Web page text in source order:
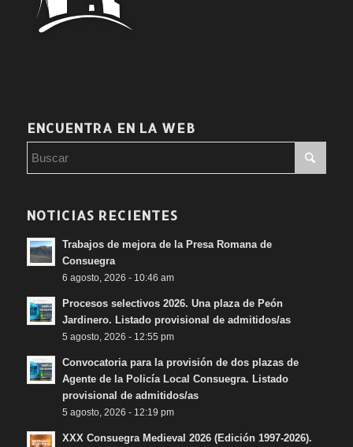
ENCUENTRA EN LA WEB
NOTICIAS RECIENTES
Trabajos de mejora de la Presa Romana de
Consuegra
6 agosto, 2026 - 10:46 am
Procesos selectivos 2026. Una plaza de Peón
Jardinero. Listado provisional de admitidos/as
5 agosto, 2026 - 12:55 pm
Convocatoria para la provisión de dos plazas de
Agente de la Policía Local Consuegra. Listado
provisional de admitidos/as
5 agosto, 2026 - 12:19 pm
XXX Consuegra Medieval 2026 (Edición 1997-2026).